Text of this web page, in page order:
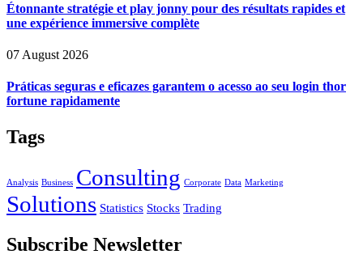
Étonnante stratégie et play jonny pour des résultats rapides et
une expérience immersive complète
07 August 2026
Práticas seguras e eficazes garantem o acesso ao seu login thor
fortune rapidamente
Tags
Analysis Business Consulting Corporate Data Marketing
Solutions Statistics Stocks Trading
Subscribe Newsletter